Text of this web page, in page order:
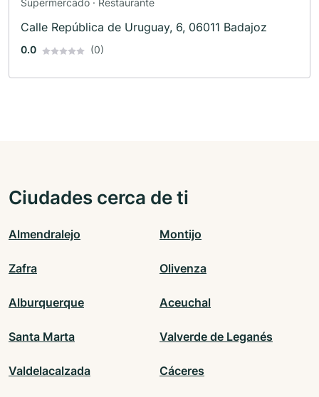
Supermercado · Restaurante
Calle República de Uruguay, 6, 06011 Badajoz
0.0 (0)
Ciudades cerca de ti
Almendralejo Montijo
Zafra Olivenza
Alburquerque Aceuchal
Santa Marta Valverde de Leganés
Valdelacalzada Cáceres